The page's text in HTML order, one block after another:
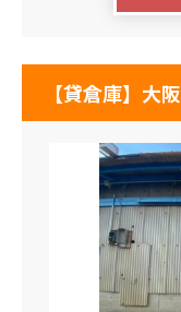
【貸倉庫】大